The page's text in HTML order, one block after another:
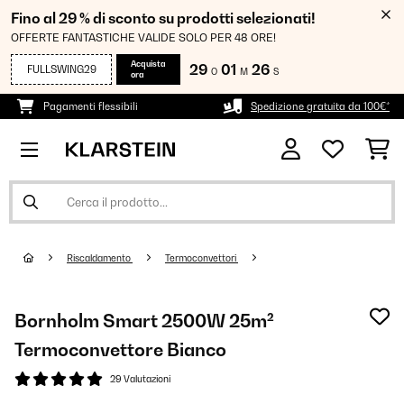
Fino al 29 % di sconto su prodotti selezionati!
OFFERTE FANTASTICHE VALIDE SOLO PER 48 ORE!
FULLSWING29
Acquista
ora
29 O 01 M 26 S
Pagamenti flessibili Spedizione gratuita da 100€*
Riscaldamento Termoconvettori
Bornholm Smart 2500W 25m²
Termoconvettore Bianco
29 Valutazioni